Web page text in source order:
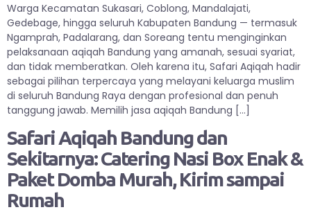
Warga Kecamatan Sukasari, Coblong, Mandalajati,
Gedebage, hingga seluruh Kabupaten Bandung — termasuk
Ngamprah, Padalarang, dan Soreang tentu menginginkan
pelaksanaan aqiqah Bandung yang amanah, sesuai syariat,
dan tidak memberatkan. Oleh karena itu, Safari Aqiqah hadir
sebagai pilihan terpercaya yang melayani keluarga muslim
di seluruh Bandung Raya dengan profesional dan penuh
tanggung jawab. Memilih jasa aqiqah Bandung […]
Safari Aqiqah Bandung dan
Sekitarnya: Catering Nasi Box Enak &
Paket Domba Murah, Kirim sampai
Rumah